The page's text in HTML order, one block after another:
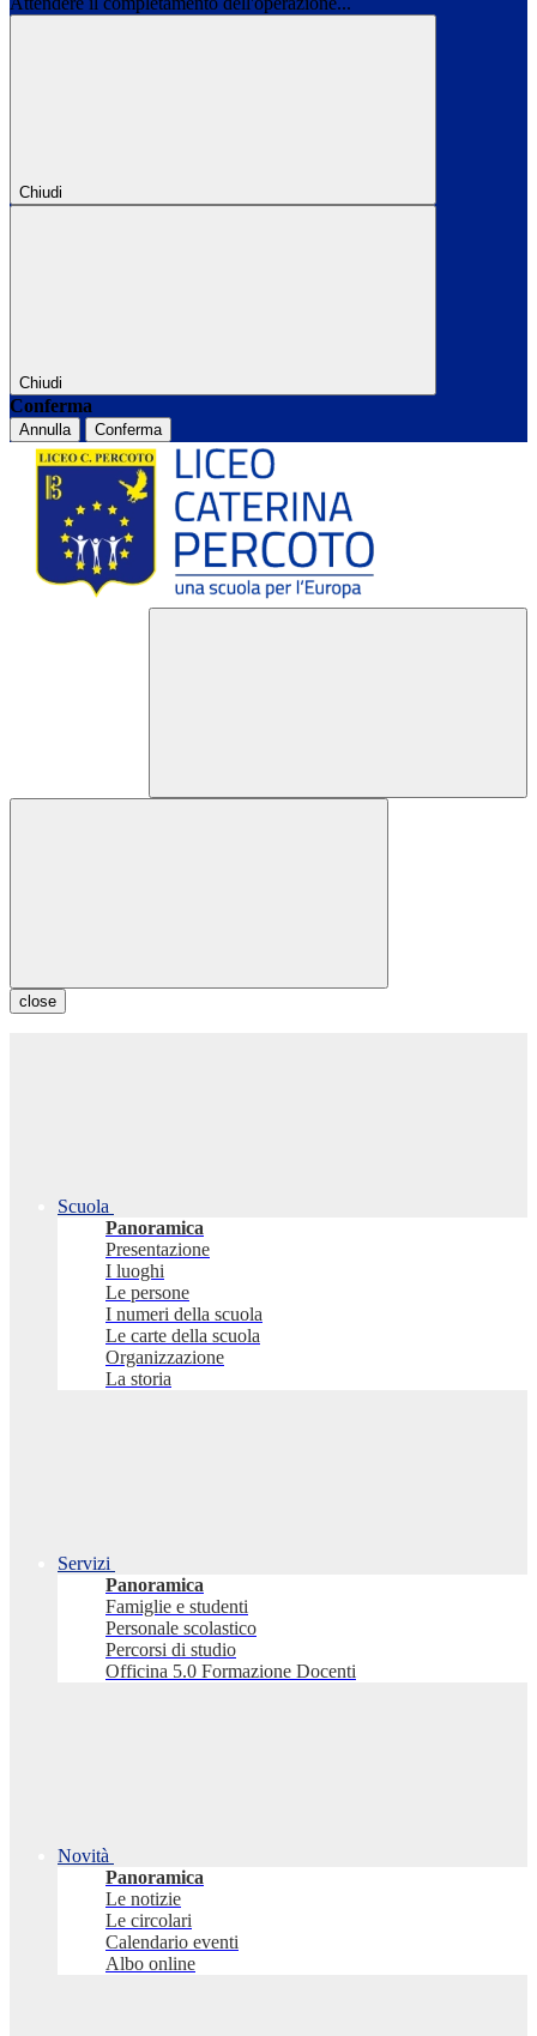
Chiudi
Chiudi
Conferma
Annulla Conferma
close
Scuola
Panoramica
Presentazione
I luoghi
Le persone
I numeri della scuola
Le carte della scuola
Organizzazione
La storia
Servizi
Panoramica
Famiglie e studenti
Personale scolastico
Percorsi di studio
Officina 5.0 Formazione Docenti
Novità
Panoramica
Le notizie
Le circolari
Calendario eventi
Albo online